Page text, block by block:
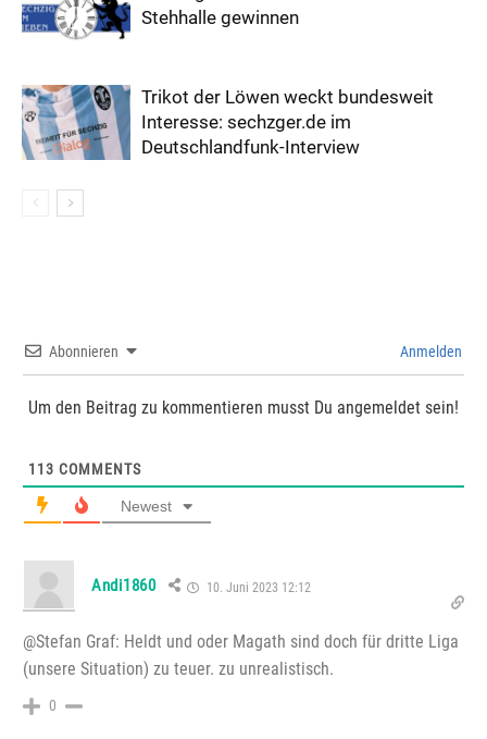
Stehhalle gewinnen
Trikot der Löwen weckt bundesweit
Interesse: sechzger.de im
Deutschlandfunk-Interview
Abonnieren Anmelden
Um den Beitrag zu kommentieren musst Du angemeldet sein!
113 COMMENTS
Newest
Andi1860 10. Juni 2023 12:12
@Stefan Graf: Heldt und oder Magath sind doch für dritte Liga
(unsere Situation) zu teuer. zu unrealistisch.
0